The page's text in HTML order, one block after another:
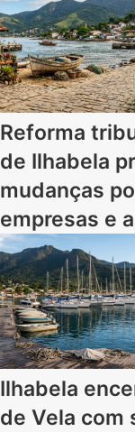
Reforma
de Ilhabela
mudanças
empresas e
Ilhabela
de Vela com